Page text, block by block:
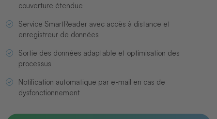
couverture étendue
Service SmartReader avec accès à distance et
enregistreur de données
Sortie des données adaptable et optimisation des
processus
Notification automatique par e-mail en cas de
dysfonctionnement